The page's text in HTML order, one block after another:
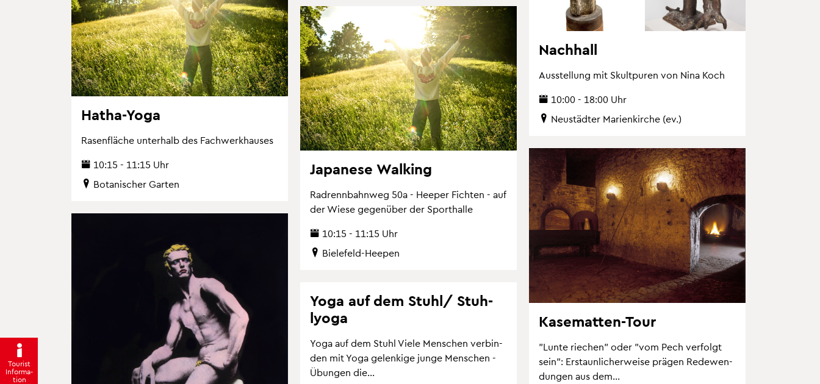
Tou­rist
In­for­ma­
ti­on
Nach­hall
Aus­stel­lung mit Skultpu­ren von Nina Koch
10:00 - 18:00 Uhr
Neu­städ­ter Ma­ri­en­kir­che (ev.)
Hatha-Yoga
Ra­sen­flä­che un­ter­halb des Fach­werk­hau­ses
10:15 - 11:15 Uhr
Bo­ta­ni­scher Gar­ten
Ja­pa­ne­se Wal­king
Rad­renn­bahn­weg 50a - Hee­per Fich­ten - auf
der Wiese ge­gen­über der Sport­hal­le
10:15 - 11:15 Uhr
Bie­le­feld-Hee­pen
Ka­se­mat­ten-Tour
"Lunte rie­chen" oder "vom Pech ver­folgt
sein": Er­staun­li­cher­wei­se prä­gen Re­de­wen­
dun­gen aus dem...
Yoga auf dem Stuhl/ Stuh­
lyo­ga
Yoga auf dem Stuhl Viele Men­schen ver­bin­
den mit Yoga ge­len­ki­ge junge Men­schen -
Übun­gen die...